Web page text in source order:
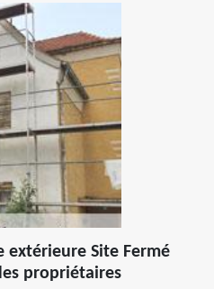
extérieure Site Fermé
propriétaires